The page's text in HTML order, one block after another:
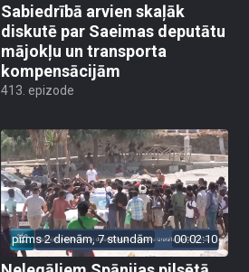
Sabiedrībā arvien skaļāk
diskutē par Saeimas deputātu
mājokļu un transporta
kompensācijām
413. epizode
pirms 2 dienām, 7 stundām 00:02:10